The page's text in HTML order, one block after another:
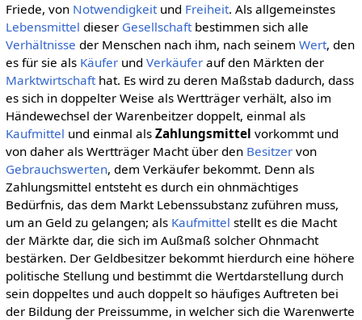
Friede, von Notwendigkeitund Freiheit. Als allgemeinstes
Lebensmittel dieser Gesellschaftbestimmen sich alle
Verhältnisse der Menschen nach ihm, nach seinem Wert, den
es für sie als Käuferund Verkäuferauf den Märkten der
Marktwirtschafthat. Es wird zu deren Maßstab dadurch, dass
es sich in doppelter Weise als Wertträger verhält, also im
Händewechsel der Warenbeitzer doppelt, einmal als
Kaufmittel und einmal als Zahlungsmittel vorkommt und
von daher als Wertträger Macht über den Besitzervon
Gebrauchswerten, dem Verkäufer bekommt. Denn als
Zahlungsmittel entsteht es durch ein ohnmächtiges
Bedürfnis, das dem Markt Lebenssubstanz zuführen muss,
um an Geld zu gelangen; als Kaufmittel stellt es die Macht
der Märkte dar, die sich im Außmaß solcher Ohnmacht
bestärken. Der Geldbesitzer bekommt hierdurch eine höhere
politische Stellung und bestimmt die Wertdarstellung durch
sein doppeltes und auch doppelt so häufiges Auftreten bei
der Bildung der Preissumme, in welcher sich die Warenwerte